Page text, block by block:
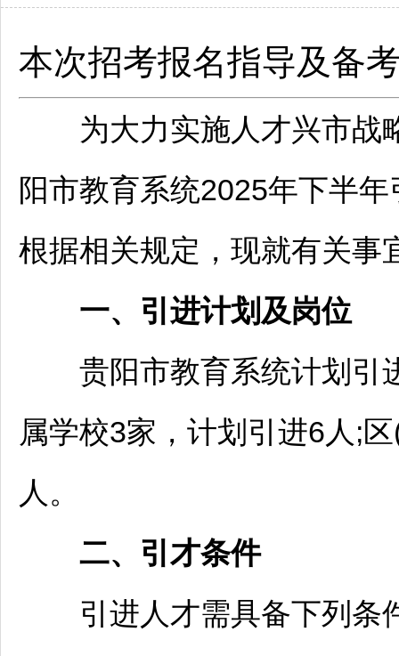
本次招考报名指导及备
为大力实施人才兴市战
阳市教育系统2025年下半
根据相关规定，现就有关事
一、引进计划及岗位
贵阳市教育系统计划引
属学校3家，计划引进6人;
人。
二、引才条件
引进人才需具备下列条